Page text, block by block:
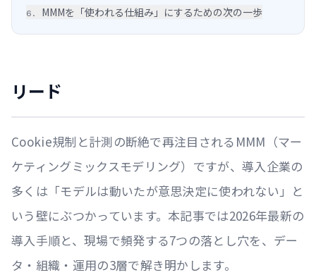
6. MMMを「使われる仕組み」にするための次の一歩
リード
Cookie規制と計測の断絶で再注目されるMMM（マー
ケティングミックスモデリング）ですが、導入企業の
多くは「モデルは動いたが意思決定に使われない」と
いう壁にぶつかっています。本記事では2026年最新の
導入手順と、現場で頻発する7つの落とし穴を、デー
タ・組織・運用の3層で解き明かします。